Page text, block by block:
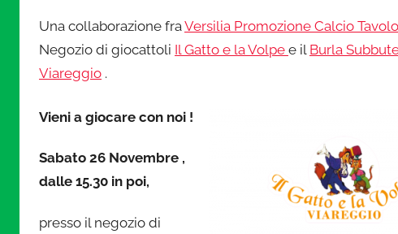
m
Una collaborazione fra Versilia Promozione Calcio
Negozio di giocattoli Il Gatto e la Volpe e il Burla
Viareggio .
Vieni a giocare con noi !
Sabato 26 Novembre ,
dalle 15.30 in poi,
presso il negozio di